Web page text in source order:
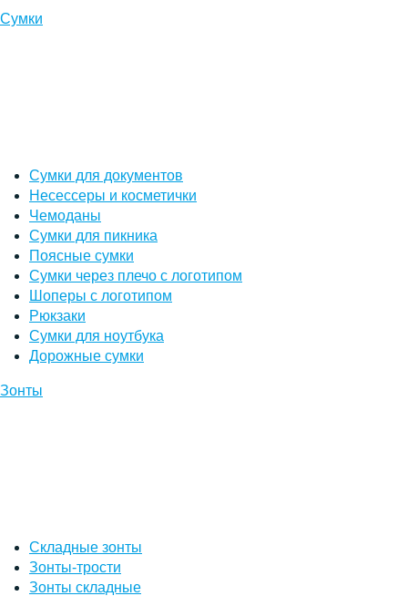
Сумки
Сумки для документов
Несессеры и косметички
Чемоданы
Сумки для пикника
Поясные сумки
Сумки через плечо с логотипом
Шоперы с логотипом
Рюкзаки
Сумки для ноутбука
Дорожные сумки
Зонты
Складные зонты
Зонты-трости
Зонты складные